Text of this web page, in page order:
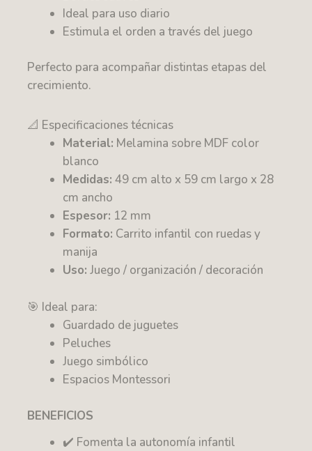
Ideal para uso diario
Estimula el orden a través del juego
Perfecto para acompañar distintas etapas del
crecimiento.
📐 Especificaciones técnicas
Material: Melamina sobre MDF color
blanco
Medidas: 49 cm alto x 59 cm largo x 28
cm ancho
Espesor: 12 mm
Formato: Carrito infantil con ruedas y
manija
Uso: Juego / organización / decoración
🎯 Ideal para:
Guardado de juguetes
Peluches
Juego simbólico
Espacios Montessori
BENEFICIOS
✔️ Fomenta la autonomía infantil